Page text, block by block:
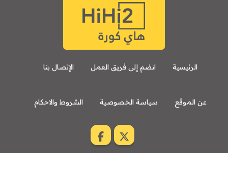
الرئيسية انضم إلى فريق العمل الإتصال بنا
عن الموقع سياسة الخصوصية الشروط والاحكام